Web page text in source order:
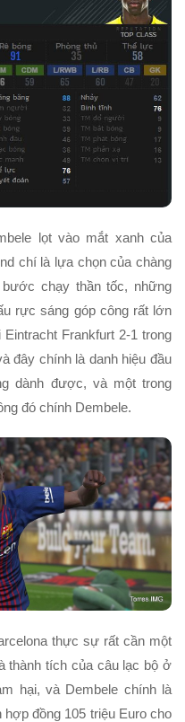
lọt vào mắt xanh của
chí là lựa chọn của chàng
chạy thần tốc, những
rực sáng góp công rất lớn
Frankfurt 2-1 trong
đây chính là danh hiệu đầu
dành được, và một trong
đó chính Dembele.
thực sự rất cần một
thành tích của câu lạc bộ ở
hại, và Dembele chính là
đồng 105 triệu Euro cho